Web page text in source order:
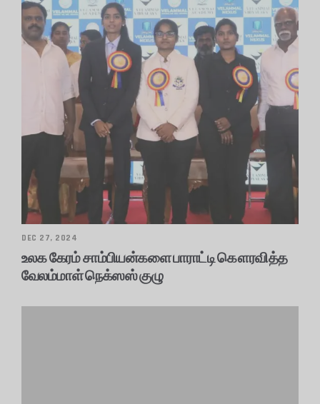
DEC 27, 2024
உலக கேரம் சாம்பியன்களை பாராட்டி கௌரவித்த
வேலம்மாள் நெக்ஸஸ் குழு